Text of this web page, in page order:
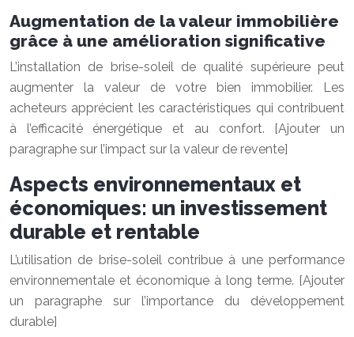
Augmentation de la valeur immobilière
grâce à une amélioration significative
L’installation de brise-soleil de qualité supérieure peut
augmenter la valeur de votre bien immobilier. Les
acheteurs apprécient les caractéristiques qui contribuent
à l’efficacité énergétique et au confort. [Ajouter un
paragraphe sur l’impact sur la valeur de revente]
Aspects environnementaux et
économiques: un investissement
durable et rentable
L’utilisation de brise-soleil contribue à une performance
environnementale et économique à long terme. [Ajouter
un paragraphe sur l’importance du développement
durable]